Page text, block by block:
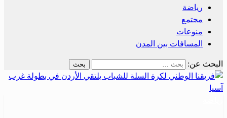
رياضة
مجتمع
منوعات
المسافات بين المدن
البحث عن: